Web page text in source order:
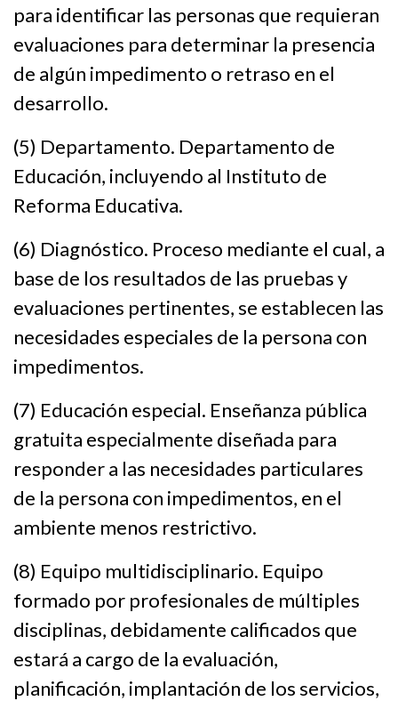
para identificar las personas que requieran
evaluaciones para determinar la presencia
de algún impedimento o retraso en el
desarrollo.
(5) Departamento. Departamento de
Educación, incluyendo al Instituto de
Reforma Educativa.
(6) Diagnóstico. Proceso mediante el cual, a
base de los resultados de las pruebas y
evaluaciones pertinentes, se establecen las
necesidades especiales de la persona con
impedimentos.
(7) Educación especial. Enseñanza pública
gratuita especialmente diseñada para
responder a las necesidades particulares
de la persona con impedimentos, en el
ambiente menos restrictivo.
(8) Equipo multidisciplinario. Equipo
formado por profesionales de múltiples
disciplinas, debidamente calificados que
estará a cargo de la evaluación,
planificación, implantación de los servicios,